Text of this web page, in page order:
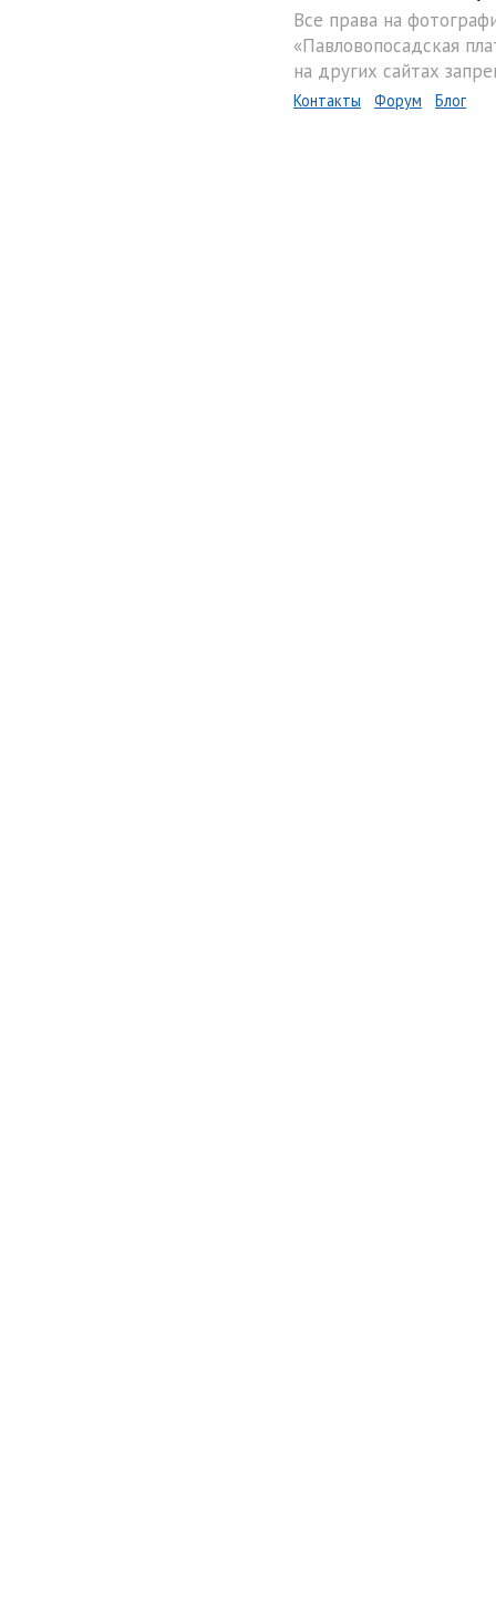
Все права на
«Павловопосадская
на других сайтах
Контакты Форум Блог